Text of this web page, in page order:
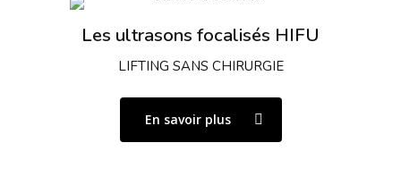
Les ultrasons focalisés HIFU
LIFTING SANS CHIRURGIE
En savoir plus